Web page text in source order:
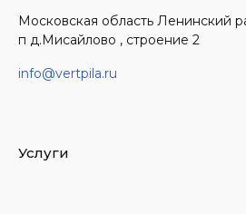
Московская область Ленинский
п д.Мисайлово , строение 2
info@vertpila.ru
Услуги